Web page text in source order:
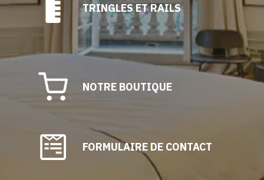
TRINGLES ET RAILS
NOTRE BOUTIQUE
FORMULAIRE DE CONTACT